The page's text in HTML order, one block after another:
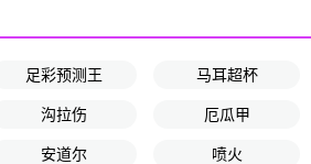
足彩预测王 马耳超杯
沟拉伤 厄瓜甲
安道尔 喷火